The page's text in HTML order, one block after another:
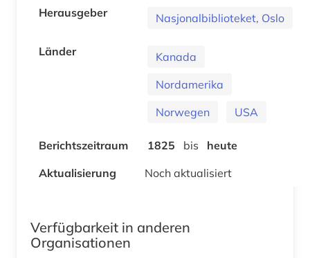
Herausgeber
Nasjonalbiblioteket, Oslo
Länder
Kanada
Nordamerika
Norwegen
USA
Berichtszeitraum 1825 bis
heute
Aktualisierung
Noch aktualisiert
Verfügbarkeit in anderen
Organisationen